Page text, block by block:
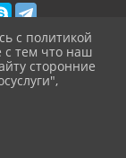
с политикой
с тем что наш
сторонние